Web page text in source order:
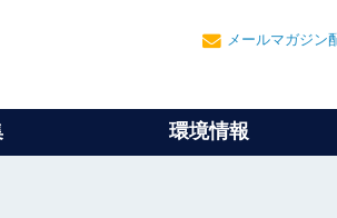
メールマガジン
環境情報